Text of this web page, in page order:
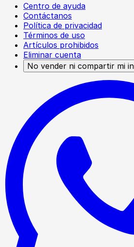
Centro de ayuda
Contáctanos
Política de privacidad
Términos de uso
Artículos prohibidos
Eliminar cuenta
No vender ni compartir mi